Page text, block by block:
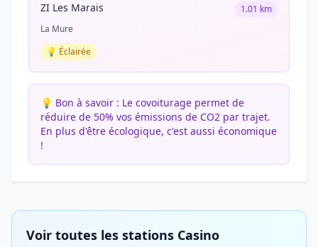
ZI Les Marais
1.01 km
La Mure
💡 Éclairée
💡 Bon à savoir : Le covoiturage permet de
réduire de 50% vos émissions de CO2 par trajet.
En plus d'être écologique, c'est aussi économique
!
Voir toutes les stations Casino